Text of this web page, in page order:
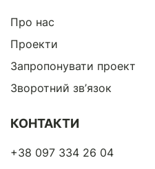
Про нас
Проекти
Запропонувати проект
Зворотний зв’язок
КОНТАКТИ
+38 097 334 26 04